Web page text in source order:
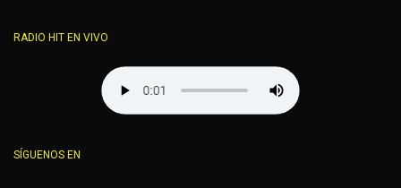
RADIO HIT EN VIVO
SÍGUENOS EN